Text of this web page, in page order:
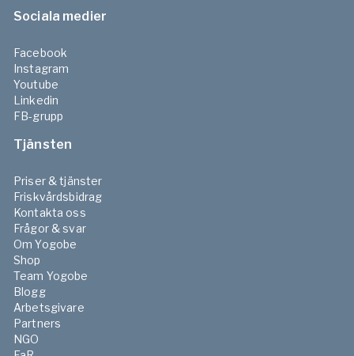
Sociala medier
Facebook
Instagram
Youtube
Linkedin
FB-grupp
Tjänsten
Priser & tjänster
Friskvårdsbidrag
Kontakta oss
Frågor & svar
Om Yogobe
Shop
Team Yogobe
Blogg
Arbetsgivare
Partners
NGO